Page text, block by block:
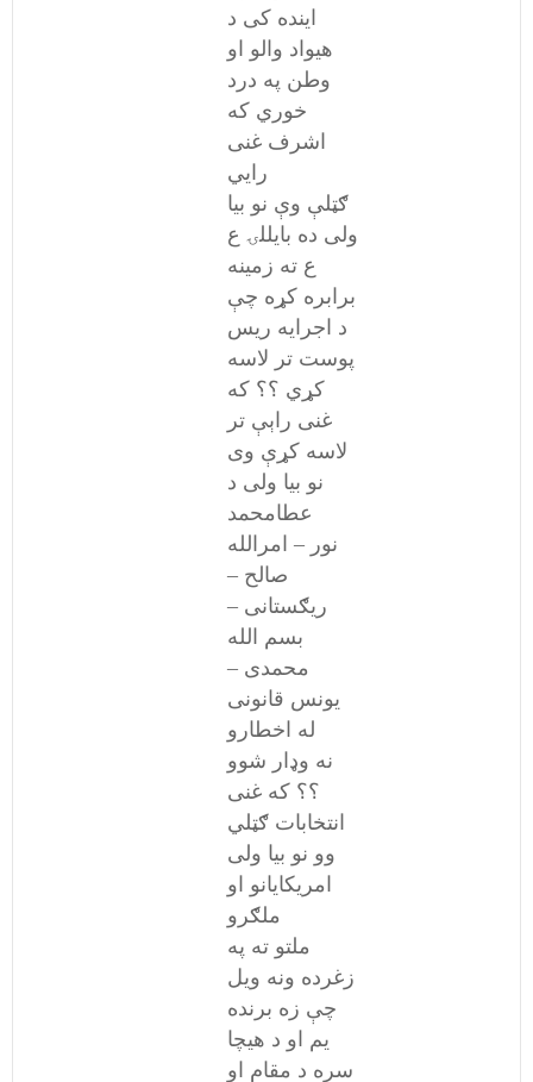
اینده کی د
هیواد والو او
وطن په درد
خوري که
اشرف غنی
رايي
ګټلې وې نو بیا
ولی ده بایللۍ ع
ع ته زمینه
برابره کړه چې
د اجرایه ریس
پوست تر لاسه
کړي ؟؟ که
غنی راېې تر
لاسه کړې وی
نو بیا ولی د
عطامحمد
نور – امرالله
صالح –
ریګستانی –
بسم الله
محمدی –
یونس قانونی
له اخطارو
نه وډار شوو
؟؟ که غنی
انتخابات ګټلي
وو نو بیا ولی
امریکایانو او
ملګرو
ملتو ته په
زغرده ونه ویل
چې زه برنده
یم او د هیچا
سره د مقام او